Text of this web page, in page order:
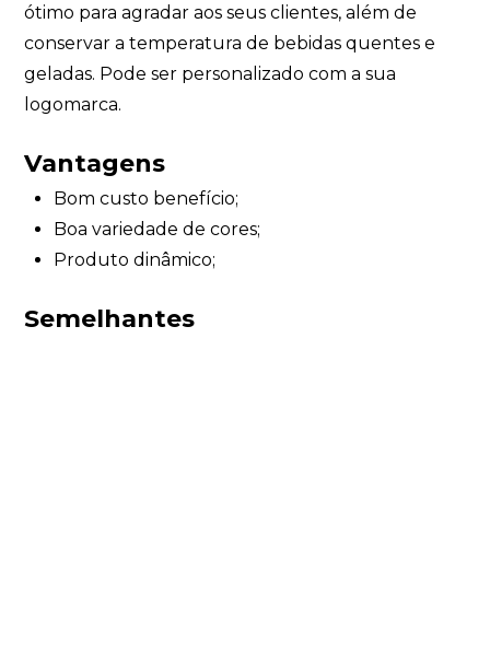
ótimo para agradar aos seus clientes, além de
conservar a temperatura de bebidas quentes e
geladas. Pode ser personalizado com a sua
logomarca.
Vantagens
Bom custo benefício;
Boa variedade de cores;
Produto dinâmico;
Semelhantes